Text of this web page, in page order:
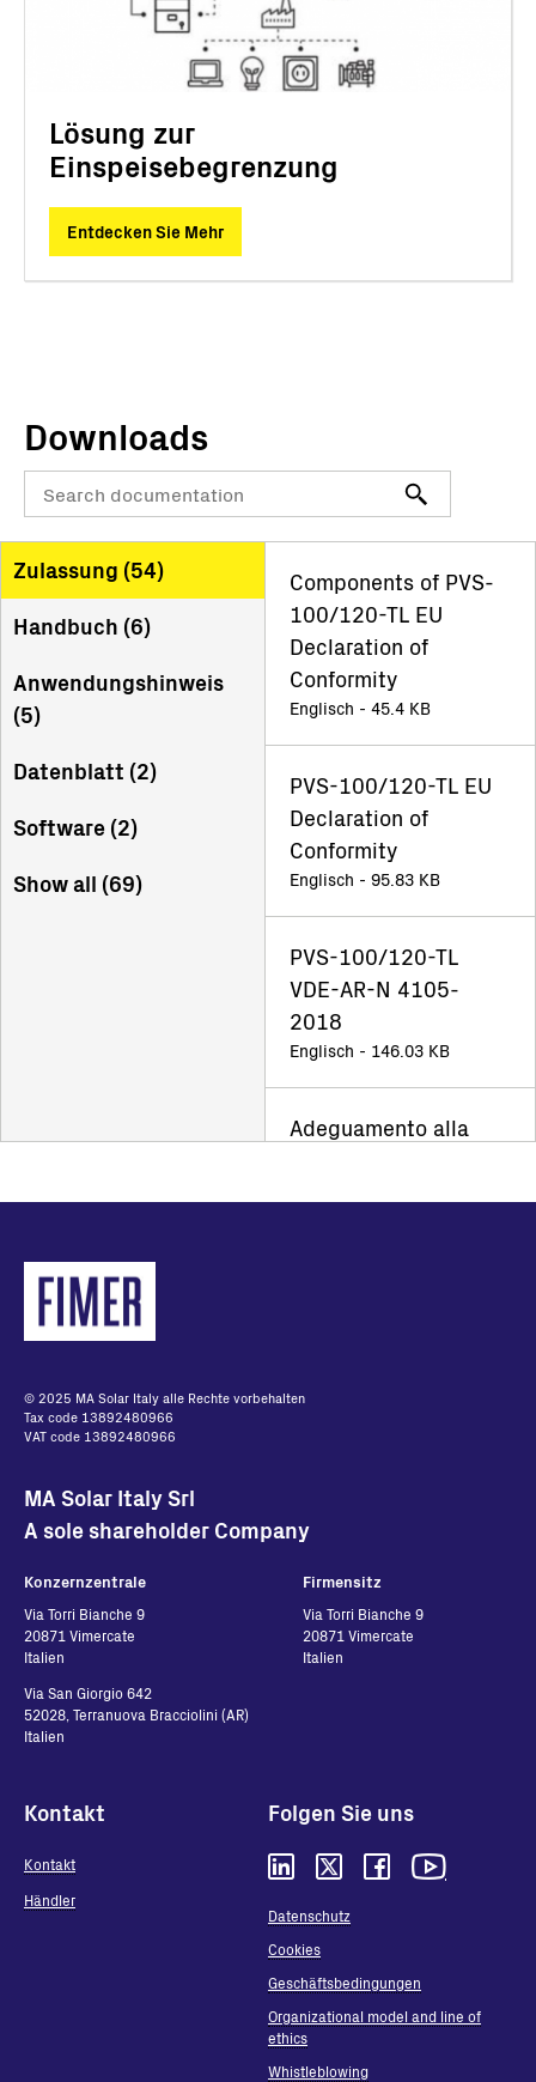
Lösung zur
Einspeisebegrenzung
Entdecken Sie Mehr
Downloads
Zulassung (54)
Handbuch (6)
Anwendungshinweis
(5)
Datenblatt (2)
Software (2)
Show all (69)
Components of PVS-
100/120-TL EU
Declaration of
Conformity
Englisch - 45.4 KB
PVS-100/120-TL EU
Declaration of
Conformity
Englisch - 95.83 KB
PVS-100/120-TL
VDE-AR-N 4105-
2018
Englisch - 146.03 KB
Adeguamento alla
Italian - 417.22 KB
conformità CEI 0-21
N 4105 Form E4
(German)
PVS-100-TL VDE-AR-
N 4105 Form E4
© 2025 MA Solar Italy alle Rechte vorbehalten
Tax code 13892480966
VAT code 13892480966
MA Solar Italy Srl
A sole shareholder Company
Konzernzentrale
Via Torri Bianche 9
20871 Vimercate
Italien
Via San Giorgio 642
52028, Terranuova Bracciolini (AR)
Italien
Firmensitz
Via Torri Bianche 9
20871 Vimercate
Italien
Kontakt
Kontakt
Händler
Folgen Sie uns
Datenschutz
Cookies
Geschäftsbedingungen
Organizational model and line of
ethics
Whistleblowing